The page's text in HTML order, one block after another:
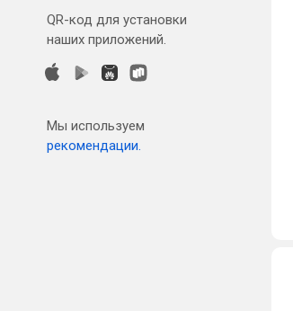
QR-код для установки
наших приложений.
Мы используем
рекомендации.